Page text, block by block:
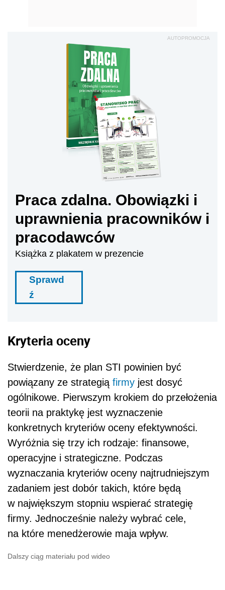
AUTOPROMOCJA
Praca zdalna. Obowiązki i
uprawnienia pracowników i
pracodawców
Książka z plakatem w prezencie
Sprawd
ź
Kryteria oceny
Stwierdzenie, że plan STI powinien być
powiązany ze strategią firmy jest dosyć
ogólnikowe. Pierwszym krokiem do przełożenia
teorii na praktykę jest wyznaczenie
konkretnych kryteriów oceny efektywności.
Wyróżnia się trzy ich rodzaje: finansowe,
operacyjne i strategiczne. Podczas
wyznaczania kryteriów oceny najtrudniejszym
zadaniem jest dobór takich, które będą
w największym stopniu wspierać strategię
firmy. Jednocześnie należy wybrać cele,
na które menedżerowie maja wpływ.
Dalszy ciąg materiału pod wideo